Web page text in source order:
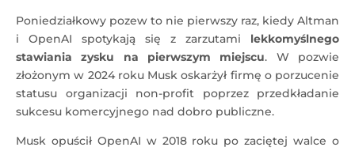
Poniedziałkowy pozew to nie pierwszy raz, kiedy Altman
i OpenAI spotykają się z zarzutami lekkomyślnego
stawiania zysku na pierwszym miejscu. W pozwie
złożonym w 2024 roku Musk oskarżył firmę o porzucenie
statusu organizacji non-profit poprzez przedkładanie
sukcesu komercyjnego nad dobro publiczne.
Musk opuścił OpenAI w 2018 roku po zaciętej walce o